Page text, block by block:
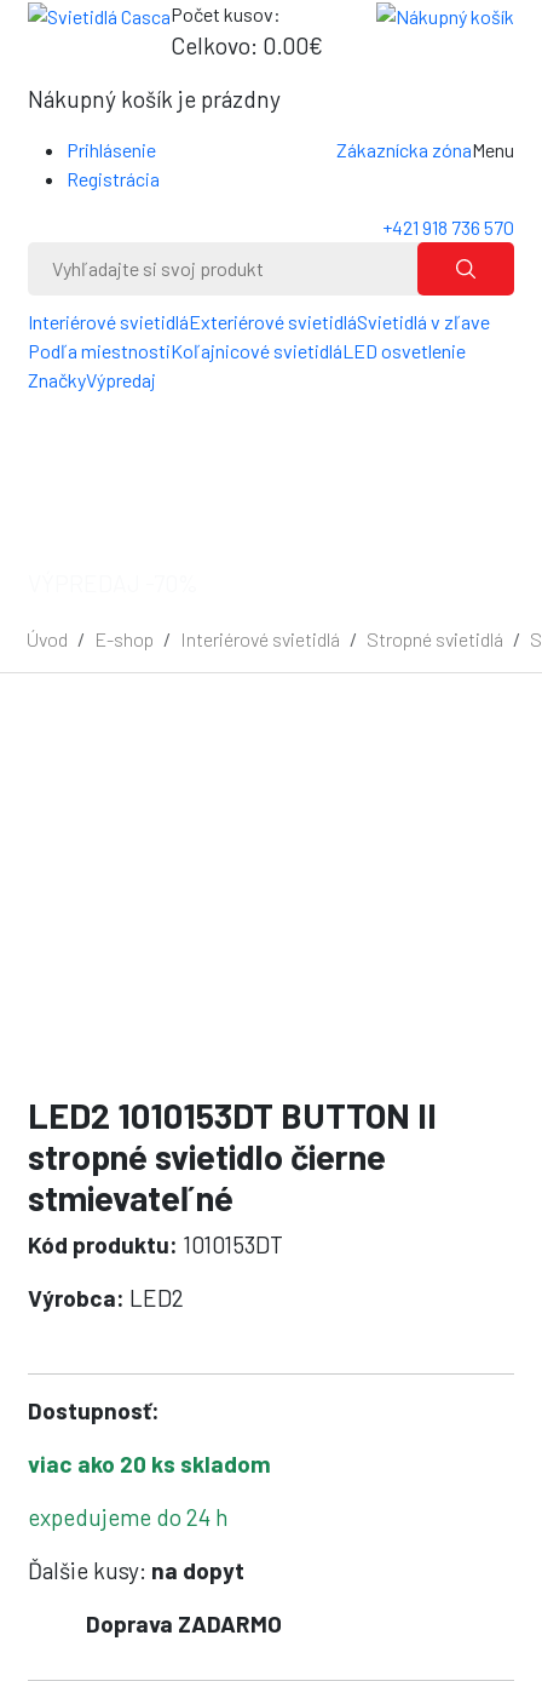
Počet kusov:
Celkovo: 0.00€
Nákupný košík je prázdny
Menu
Zákaznícka zóna
Prihlásenie
Registrácia
+421 918 736 570
Interiérové svietidláExteriérové svietidláSvietidlá v zľave
Podľa miestnostiKoľajnicové svietidláLED osvetlenie
ZnačkyVýpredaj
Úvod E-shop Interiérové svietidlá Stropné svietidlá
LED2 1010153DT BUTTON II
stropné svietidlo čierne
stmievateľné
Kód produktu: 1010153DT
Výrobca: LED2
Dostupnosť:
viac ako 20 ks skladom
expedujeme do 24 h
Ďalšie kusy: na dopyt
Doprava ZADARMO